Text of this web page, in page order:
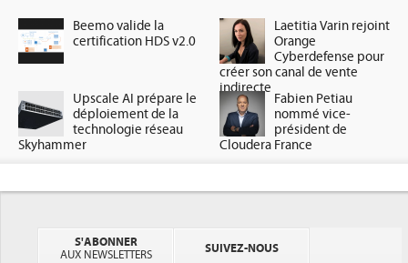
Beemo valide la
certification HDS v2.0
Laetitia Varin rejoint
Orange
Cyberdefense pour
créer son canal de vente
indirecte
Upscale AI prépare le
déploiement de la
technologie réseau
Skyhammer
Fabien Petiau
nommé vice-
président de
Cloudera France
S'ABONNER
AUX NEWSLETTERS
SUIVEZ-NOUS